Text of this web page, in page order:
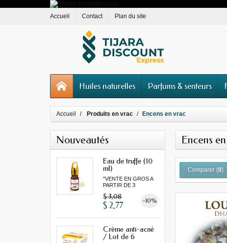
Accueil Contact Plan du site
Huiles naturelles Parfums & senteurs
Accueil Produits en vrac Encens en vrac
Nouveautés
Eau de truffe (10
ml)
"VENTE EN GROS A
PARTIR DE 3
$ 3,08 -10%
$ 2,77
Crème anti-acné
/ Lot de 6
Encens
Comparer (0)